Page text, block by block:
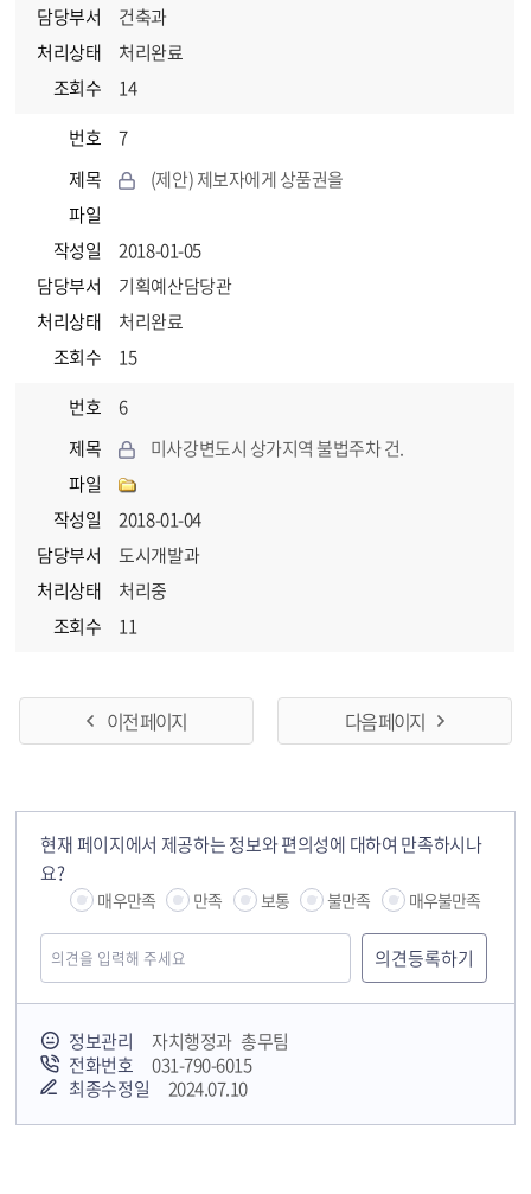
담당부서
건축과
처리상태
처리완료
조회수
14
번호
7
제목
(제안) 제보자에게 상품권을
파일
작성일
2018-01-05
담당부서
기획예산담당관
처리상태
처리완료
조회수
15
번호
6
제목
미사강변도시 상가지역 불법주차 건.
파일
작성일
2018-01-04
담당부서
도시개발과
처리상태
처리중
조회수
11
이전 페이지 다음 페이지
현재 페이지에서 제공하는 정보와 편의성에 대하여 만족하시나
요?
매우만족 만족 보통 불만족 매우불만족
정보관리
자치행정과 총무팀
전화번호
031-790-6015
최종수정일
2024.07.10
국민안전교육플랫폼